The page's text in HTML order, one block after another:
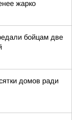
жарко
бойцам две
домов ради